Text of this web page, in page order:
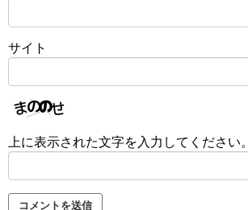
サイト
上に表示された文字を入力してください。